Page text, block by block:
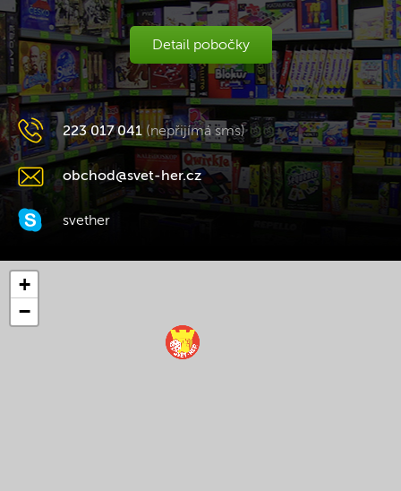
Detail pobočky
223 017 041 (nepřijímá sms)
obchod@svet-her.cz
svether
+
−